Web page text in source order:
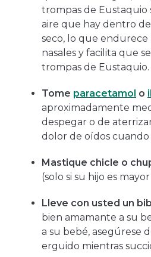
trompas de Eustaquio
aire que hay dentro
seco, lo que endurece
nasales y facilita que
trompas de Eustaquio.
Tome paracetamol o
aproximadamente
despegar o de
dolor de oídos cuando
Mastique chicle o
(solo si su hijo es
Lleve con usted un
bien amamante a su
a su bebé, asegúrese
erguido mientras